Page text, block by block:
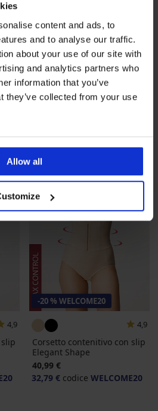
content and ads, to
and to analyse our traffic.
about your use of our site with
and analytics partners who
information that you’ve
they’ve collected from your use
Allow all
4
Corsetto contenitivo Elegant
Shape
29,59 € codiceWELCOME20
4,9
-20 % WELCOME20
4,9
Corsetto contenitivo con slip
Elegant Shape
40,99 €
32,79 € codice WELCOME20